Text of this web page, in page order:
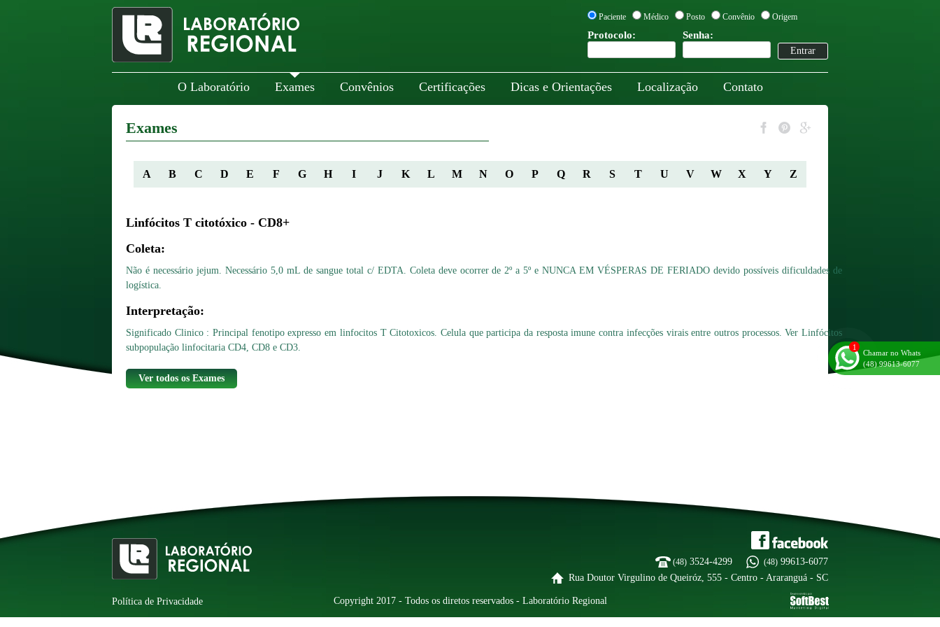
Paciente Médico Posto Convênio Origem
Protocolo: Senha:
O Laboratório Exames Convênios Certificações Dicas e Orientações Localização Contato
Exames
A B C D E F G H I J K L M N O P Q R S T U V W X Y Z
Linfócitos T citotóxico - CD8+
Coleta:
Não é necessário jejum. Necessário 5,0 mL de sangue total c/ EDTA. Coleta deve ocorrer de 2º a 5º e NUNCA EM VÉSPERAS DE FERIADO devido possíveis dificuldades de
logística.
Interpretação:
Significado Clinico : Principal fenotipo expresso em linfocitos T Citotoxicos. Celula que participa da resposta imune contra infecções virais entre outros processos. Ver Linfócitos
subpopulação linfocitaria CD4, CD8 e CD3.
Ver todos os Exames
Chamar no Whats
(48) 99613-6077
(48) 3524-4299 (48) 99613-6077
Rua Doutor Virgulino de Queiróz, 555 - Centro - Araranguá - SC
Política de Privacidade Copyright 2017 - Todos os diretos reservados - Laboratório Regional